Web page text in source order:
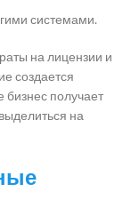
системами.
на лицензии и
создается
бизнес получает
на